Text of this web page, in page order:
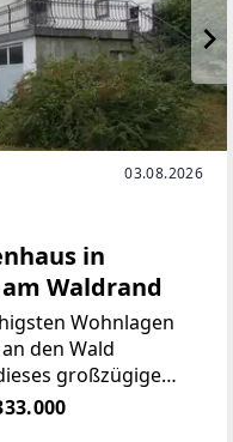
03.08.2026
in
Waldrand
Wohnlagen
den Wald
großzügige
Das Anwesen
Größe,